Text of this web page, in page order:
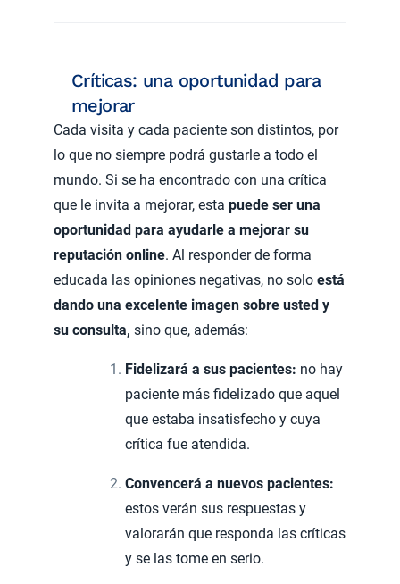
Críticas: una oportunidad para
mejorar
Cada visita y cada paciente son distintos, por
lo que no siempre podrá gustarle a todo el
mundo. Si se ha encontrado con una crítica
que le invita a mejorar, esta puede ser una
oportunidad para ayudarle a mejorar su
reputación online. Al responder de forma
educada las opiniones negativas, no solo está
dando una excelente imagen sobre usted y
su consulta, sino que, además:
Fidelizará a sus pacientes: no hay
paciente más fidelizado que aquel
que estaba insatisfecho y cuya
crítica fue atendida.
Convencerá a nuevos pacientes:
estos verán sus respuestas y
valorarán que responda las críticas
y se las tome en serio.